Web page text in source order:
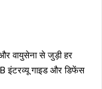
वायुसेना से जुड़ी हर
इंटरव्यू गाइड और डिफेंस